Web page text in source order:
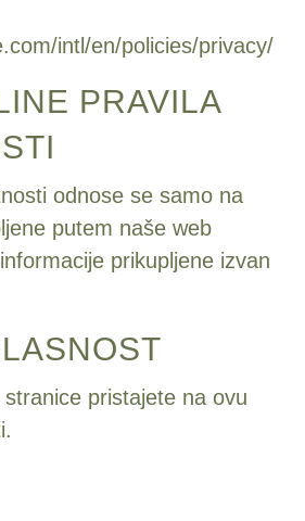
intl/en/policies/privacy/
PRAVILA
odnose se samo na
putem naše web
prikupljene izvan
pristajete na ovu